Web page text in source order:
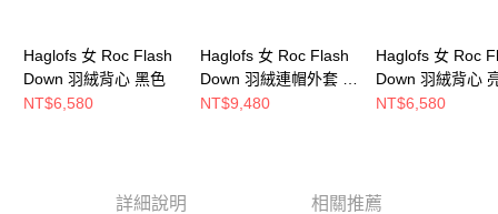
Haglofs 女 Roc Flash
Down 羽絨背心 黑色
NT$6,580
Haglofs 女 Roc Flash
Down 羽絨連帽外套 黑
色
NT$9,480
Haglofs 女 Roc
Down 羽絨背心
NT$6,580
詳細說明 相關推薦